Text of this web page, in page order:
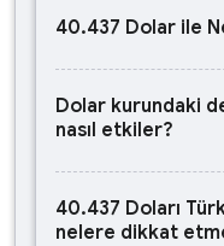
40.437 Dolar ile
Dolar kurundaki
nasıl etkiler?
40.437 Doları
nelere dikkat